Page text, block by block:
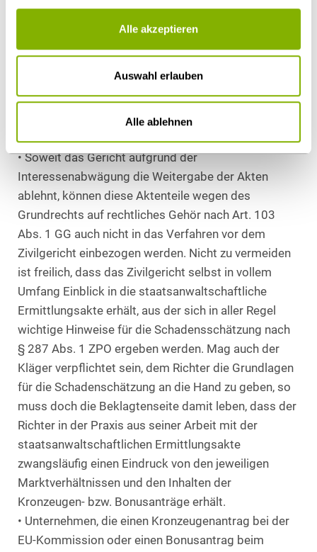
Alle akzeptieren
Auswahl erlauben
Alle ablehnen
die Gerichte auch eine Erwägung einbeziehen,
Bezugnahme auf die Entscheidungspraxis des EuGH
besonders betonte: dass nämlich kartellrechtliche
Schadenersatzprozesse „der Geltendmachung von
Ansprüchen dienen, die die Rechtsordnung als
schützenswert anerkannt hat“.
• Soweit das Gericht aufgrund der
Interessenabwägung die Weitergabe der Akten
ablehnt, können diese Aktenteile wegen des
Grundrechts auf rechtliches Gehör nach Art. 103
Abs. 1 GG auch nicht in das Verfahren vor dem
Zivilgericht einbezogen werden. Nicht zu vermeiden
ist freilich, dass das Zivilgericht selbst in vollem
Umfang Einblick in die staatsanwaltschaftliche
Ermittlungsakte erhält, aus der sich in aller Regel
wichtige Hinweise für die Schadensschätzung nach
§ 287 Abs. 1 ZPO ergeben werden. Mag auch der
Kläger verpflichtet sein, dem Richter die Grundlagen
für die Schadenschätzung an die Hand zu geben, so
muss doch die Beklagtenseite damit leben, dass der
Richter in der Praxis aus seiner Arbeit mit der
staatsanwaltschaftlichen Ermittlungsakte
zwangsläufig einen Eindruck von den jeweiligen
Marktverhältnissen und den Inhalten der
Kronzeugen- bzw. Bonusanträge erhält.
• Unternehmen, die einen Kronzeugenantrag bei der
EU-Kommission oder einen Bonusantrag beim